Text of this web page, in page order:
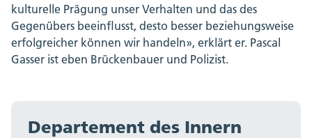
kulturelle Prägung unser Verhalten und das des
Gegenübers beeinflusst, desto besser beziehungsweise
erfolgreicher können wir handeln», erklärt er. Pascal
Gasser ist eben Brückenbauer und Polizist.
Departement des Innern